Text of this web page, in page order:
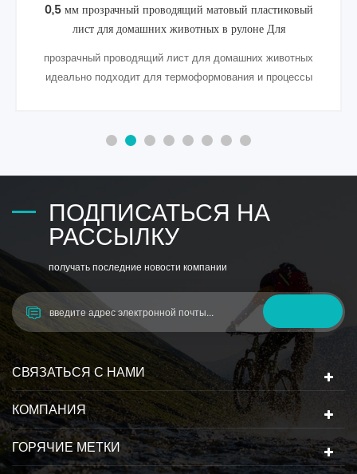
переработанный полиэтиленовый лист токопроводящий
прозрачный 1 мм простыня для домашних животных
В термоформ Чисто проводящий пластиковый лист для
домашних животных производится компанией Evervictory
углерода и поверхностно-активных веществ. используя
домашних животных, в результате ESD безопасн5
ПОДПИСАТЬСЯ НА
РАССЫЛКУ
получать последние новости компании
СВЯЗАТЬСЯ С НАМИ
КОМПАНИЯ
ГОРЯЧИЕ МЕТКИ